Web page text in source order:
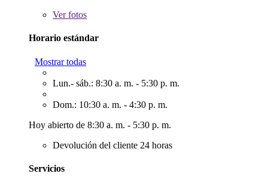
Verfotos
Horario estándar
Mostrar todas
Lun.- sáb.: 8:30 a. m. - 5:30 p. m.
Dom.: 10:30 a. m. - 4:30 p. m.
Hoy abierto de 8:30 a. m. - 5:30 p. m.
Devolución del cliente 24 horas
Servicios